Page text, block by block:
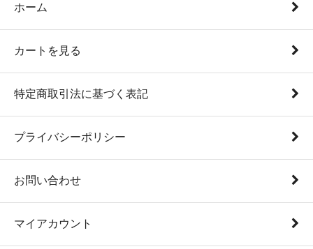
ホーム
カートを見る
特定商取引法に基づく表記
プライバシーポリシー
お問い合わせ
マイアカウント